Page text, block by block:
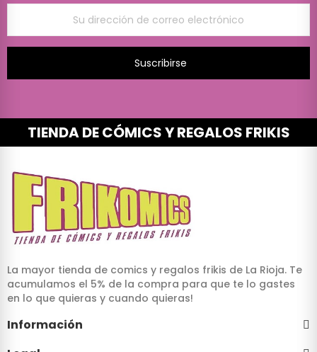
Suscribirse
TIENDA DE CÓMICS Y REGALOS FRIKIS
La mayor tienda de comics y regalos frikis de La Rioja. Te
acumulamos el 5% de la compra para que te lo gastes
en lo que quieras y cuando quieras!
Información